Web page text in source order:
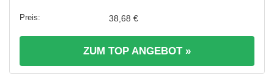
38,68 €
ZUM TOP ANGEBOT »